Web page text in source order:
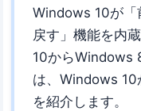
Windows 10が「
戻す」機能を内
10からWindows
は、Windows
を紹介します。